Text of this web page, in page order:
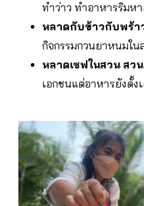
ทำว่าว ทำอาหารริมห
หลาดกับข้าวกับพร้า
กิจกรรมกวนยาหนมใน
หลาดเชฟในสวน สว
เอกชนแต่อาหารยังดั้ง